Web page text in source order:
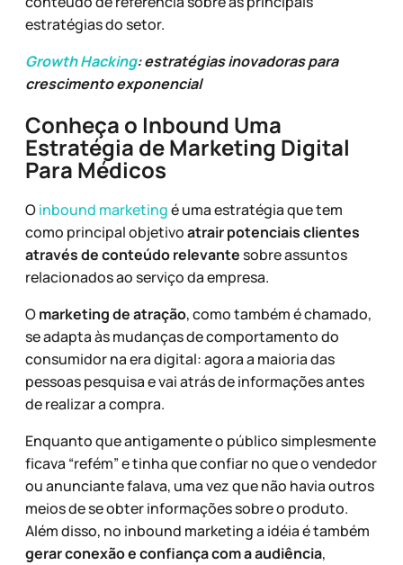
estratégias do setor.
Growth Hacking: estratégias inovadoras para
crescimento exponencial
Conheça o Inbound Uma
Estratégia de Marketing Digital
Para Médicos
Oinbound marketingé uma estratégia que tem
como principal objetivoatrair potenciais clientes
através de conteúdo relevantesobre assuntos
relacionados ao serviço da empresa.
Omarketing de atração, como também é chamado,
se adapta às mudanças de comportamento do
consumidor na era digital: agora a maioria das
pessoas pesquisa e vai atrás de informações antes
de realizar a compra.
Enquanto que antigamente o público simplesmente
ficava “refém” e tinha que confiar no que o vendedor
ou anunciante falava, uma vez que não havia outros
meios de se obter informações sobre o produto.
Além disso, no inbound marketing a idéia é também
gerar conexão e confiança com a audiência,